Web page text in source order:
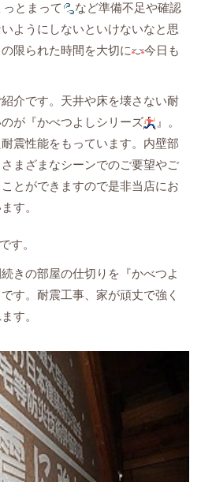
っとまって
など準備不足や確認
ようにしないといけないなと思
限られた時間を大切に
今日も
介です。天井や床を壊さない耐
が『かべつよしシリーズ
』。
震性能をもっています。内壁部
まざまなシーンでのご要望やご
とができますので是非当店にお
す。
す。
きの部屋の仕切りを『かべつよ
す。耐震工事、家が頑丈で強く
す。